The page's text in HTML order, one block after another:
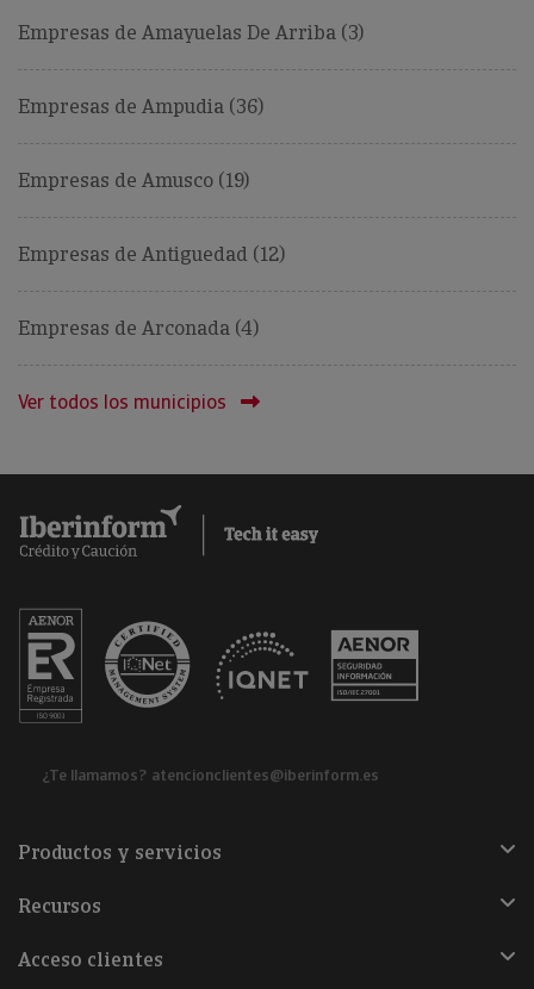
Empresas de Amayuelas De Arriba (3)
Empresas de Ampudia (36)
Empresas de Amusco (19)
Empresas de Antiguedad (12)
Empresas de Arconada (4)
Ver todos los municipios
¿Te llamamos? atencionclientes@iberinform.es
Productos y servicios
Recursos
Acceso clientes